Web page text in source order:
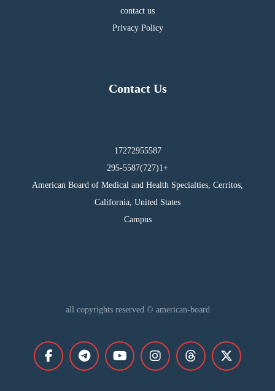
contact us
Privacy Policy
Contact Us
17272955587
295-5587(727)1+
American Board of Medical and Health Specialties, Cerritos,
California, United States
Campus
all copyrights reserved © american-board